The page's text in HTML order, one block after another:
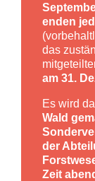
enden
das
am 31.
Es wird
Wald
der
Zeit